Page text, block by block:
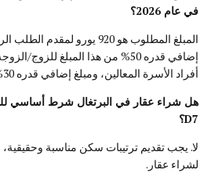
في عام 2026؟
المبلغ المطلوب هو 920 يورو
إضافي قدره 50% من هذا المبلغ
أفراد الأسرة المعالين، ومبلغ إضافي قدره 30% لكل طفل.
هل شراء عقار في البرتغال شرط أساسي
D7؟
لا. يجب تقديم ترتيبات سكن مناسبة
لشراء عقار.